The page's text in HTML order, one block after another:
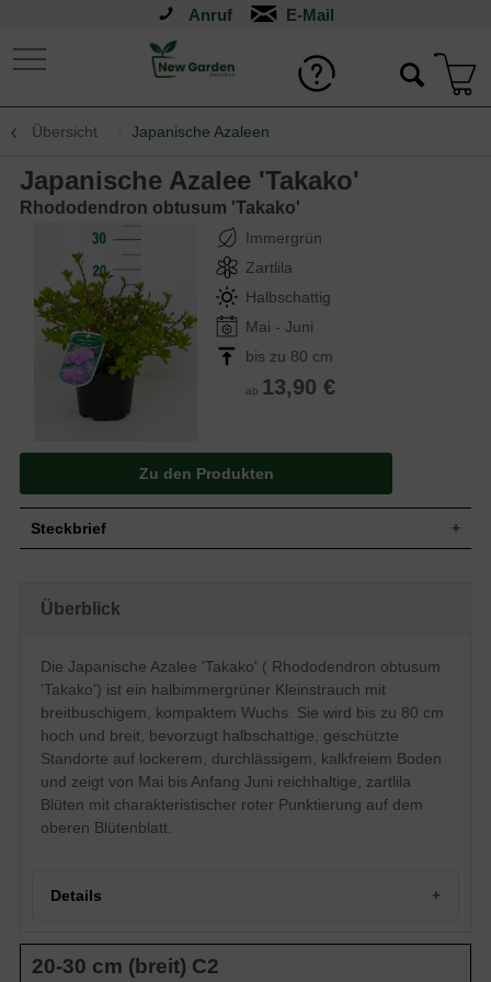
Anruf
Übersicht Japanische Azaleen
Japanische Azalee 'Takako'
Rhododendron obtusum 'Takako'
Immergrün
Zartlila
Halbschattig
Mai - Juni
bis zu 80 cm
ab 13,90 €
Zu den Produkten
Steckbrief
Blatt
Halbimmergrün, breit-elliptisch, ledrig,
dunkelgrün glänzend, bis zu 4 cm lang
Frucht
Kapselfrucht
Blüte
Zartlila Blüten, oberes Blütenblatt rötlich
gepunktet, trichterförmig, reichblühend
Blütezeit
Mai bis Anfang Juni
Rinde
Wurzeln
Flachwurzler
Standort
Eigenschaften
(Japanische Azalee 'Takako') überzeugt
vor allem mit seiner zartlila Blütenpracht.
Überblick
Die Japanische Azalee 'Takako' ( Rhododendron obtusum
'Takako') ist ein halbimmergrüner Kleinstrauch mit
breitbuschigem, kompaktem Wuchs. Sie wird bis zu 80 cm
hoch und breit, bevorzugt halbschattige, geschützte
Standorte auf lockerem, durchlässigem, kalkfreiem Boden
und zeigt von Mai bis Anfang Juni reichhaltige, zartlila
Blüten mit charakteristischer roter Punktierung auf dem
oberen Blütenblatt.
Details
20-30 cm (breit) C2